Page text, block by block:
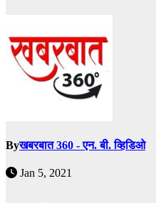
Byखबरबात 360 - एन. बी. व्हिडिओ
Jan 5, 2021